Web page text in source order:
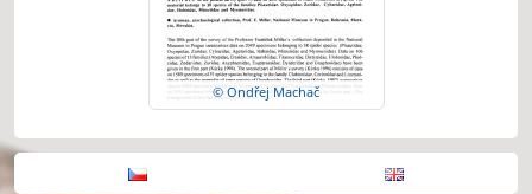
© Ondřej Machač